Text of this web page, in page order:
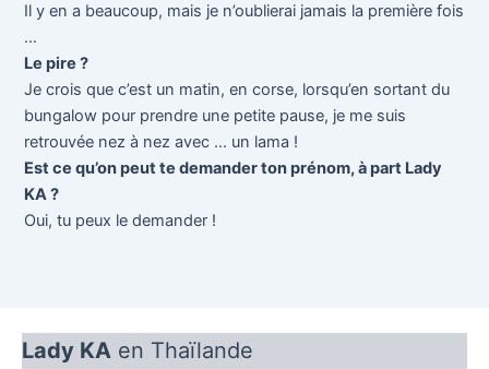
Il y en a beaucoup, mais je n’oublierai jamais la première fois
…
Le pire ?
Je crois que c’est un matin, en corse, lorsqu’en sortant du
bungalow pour prendre une petite pause, je me suis
retrouvée nez à nez avec … un lama !
Est ce qu’on peut te demander ton prénom, à part Lady
KA ?
Oui, tu peux le demander !
Lady KA en Thaïlande